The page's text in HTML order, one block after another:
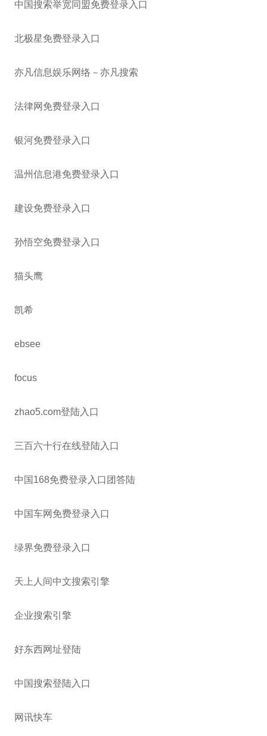
中国搜索举宽同盟免费登录入口
北极星免费登录入口
亦凡信息娱乐网络－亦凡搜索
法律网免费登录入口
银河免费登录入口
温州信息港免费登录入口
建设免费登录入口
孙悟空免费登录入口
猫头鹰
凯希
ebsee
focus
zhao5.com登陆入口
三百六十行在线登陆入口
中国168免费登录入口团答陆
中国车网免费登录入口
绿界免费登录入口
天上人间中文搜索引擎
企业搜索引擎
好东西网址登陆
中国搜索登陆入口
网讯快车